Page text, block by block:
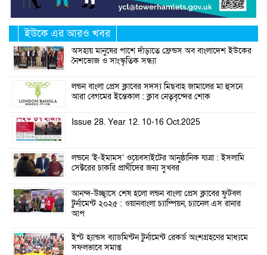
ইউকে এর আরও খবর
অসহায় মানুষের পাশে দাঁড়াতে ফ্রেন্ডস অব বাংলাদেশ ইউকের
নৈশভোজ ও সাংস্কৃতিক সন্ধ্যা
লন্ডন বাংলা প্রেস ক্লাবের সদস্য মিছবাহ জামালের মা হুসনে
আরা বেগমের ইন্তেকাল : ক্লাব নেতৃবৃন্দের শোক
Issue 28. Year 12. 10-16 Oct.2025
লন্ডনে ‘ই-ইমামস’ ওয়েবসাইটের আনুষ্ঠানিক যাত্রা : ইসলামি
সেক্টরের চাকরি প্রার্থীদের জন্য সুখবর
আনন্দ-উচ্ছ্বাসে শেষ হলো লন্ডন বাংলা প্রেস ক্লাবের ফুটবল
টুর্নামেন্ট ২০২৫ : ওয়ানবাংলা চ্যাম্পিয়ন, চ্যানেল এস রানার
আপ
ইস্ট হ্যান্ডস ব্যাডমিন্টন টুর্নামেন্ট রেকর্ড অংশগ্রহণের মাধ্যমে
সফলভাবে সমাপ্ত